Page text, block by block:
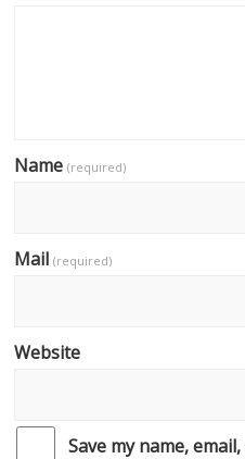
Name(required)
Mail(required)
Website
Save my name,